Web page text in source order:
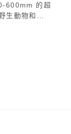
600mm 的超
生動物和飛
可拍攝清晰
特點是其內
因此，不論